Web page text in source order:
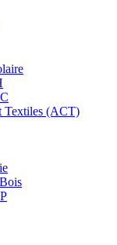
Textiles (ACT)